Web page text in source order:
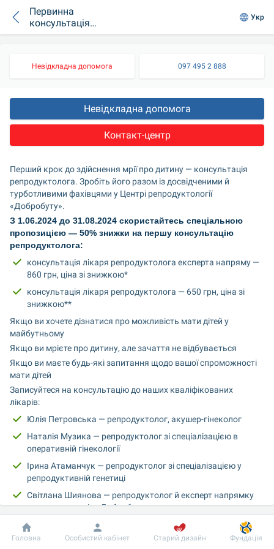
Первинна
консультація
репродуктолога зі
Укр
Невідкладна допомога 097 495 2 888
Невідкладна допомога
Контакт-центр
Перший крок до здійснення мрії про дитину — консультація
репродуктолога. Зробіть його разом із досвідченими й
турботливими фахівцями у Центрі репродуктології
«Добробуту».
З 1.06.2024 до 31.08.2024 скористайтесь спеціальною
пропозицією — 50% знижки на першу консультацію
репродуктолога:
консультація лікаря репродуктолога експерта напряму —
860 грн, ціна зі знижкою*
консультація лікаря репродуктолога — 650 грн, ціна зі
знижкою**
Якщо ви хочете дізнатися про можливість мати дітей у
майбутньому
Якщо ви мрієте про дитину, але зачаття не відбувається
Якщо ви маєте будь-які запитання щодо вашої спроможності
мати дітей
Записуйтеся на консультацію до наших кваліфікованих
лікарів:
Юлія Петровська — репродуктолог, акушер-гінеколог
Наталія Музика — репродуктолог зі спеціалізацією в
оперативній гінекології
Ірина Атаманчук — репродуктолог зі спеціалізацією у
репродуктивній генетиці
Світлана Шиянова — репродуктолог й експерт напрямку
репродуктологія «Добробуту»
На консультації фахівець вислухає та проаналізує вашу
історію, призначить необхідні обстеження та аналізи, якщо
Добробут Інформація Пацієнту
Головна Особистий кабінет Старий дизайн Фундація